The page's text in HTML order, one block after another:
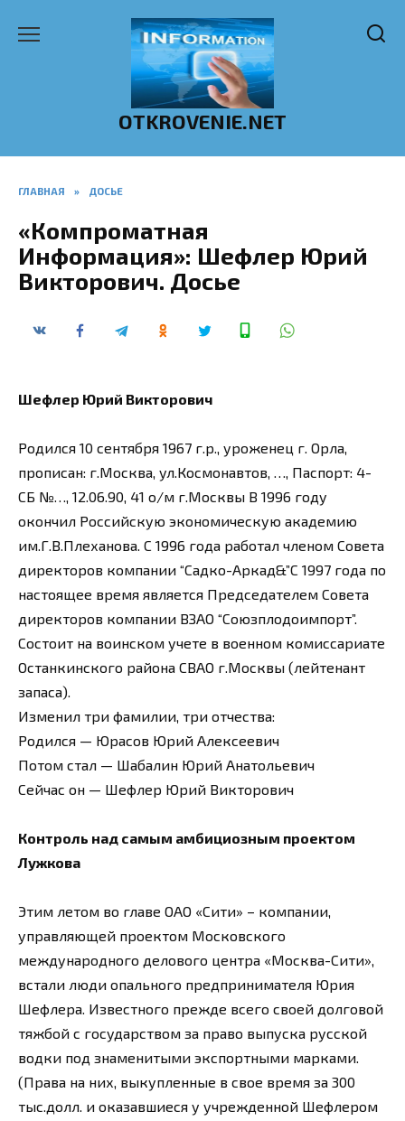
OTKROVENIE.NET
ГЛАВНАЯ » ДОСЬЕ
«Компроматная
Информация»: Шефлер Юрий
Викторович. Досье
Шефлер Юрий Викторович
Родился 10 сентября 1967 г.р., уроженец г. Орла,
прописан: г.Москва, ул.Космонавтов, …, Паспорт: 4-
СБ №…, 12.06.90, 41 о/м г.Москвы В 1996 году
окончил Российскую экономическую академию
им.Г.В.Плеханова. С 1996 года работал членом Совета
директоров компании “Садко-Аркад&”С 1997 года по
настоящее время является Председателем Совета
директоров компании ВЗАО “Союзплодоимпорт”.
Состоит на воинском учете в военном комиссариате
Останкинского района СВАО г.Москвы (лейтенант
запаса).
Изменил три фамилии, три отчества:
Родился — Юрасов Юрий Алексеевич
Потом стал — Шабалин Юрий Анатольевич
Сейчас он — Шефлер Юрий Викторович
Контроль над самым амбициозным проектом
Лужкова
Этим летом во главе ОАО «Сити» – компании,
управляющей проектом Московского
международного делового центра «Москва-Сити»,
встали люди опального предпринимателя Юрия
Шефлера. Известного прежде всего своей долговой
тяжбой с государством за право выпуска русской
водки под знаменитыми экспортными марками.
(Права на них, выкупленные в свое время за 300
тыс.долл. и оказавшиеся у учрежденной Шефлером